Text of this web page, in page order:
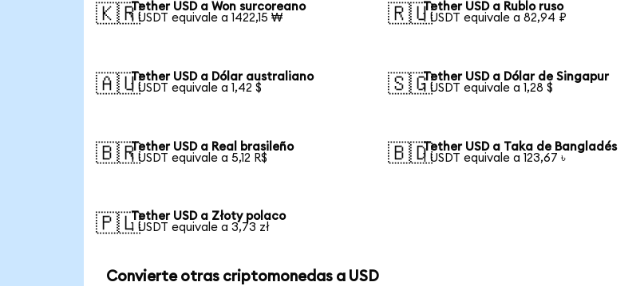
🇰🇷Tether USD a Won surcoreano
1 USDT equivale a 1422,15 ₩
🇷🇺Tether USD a Rublo ruso
1 USDT equivale a 82,94 ₽
🇦🇺Tether USD a Dólar australiano
1 USDT equivale a 1,42 $
🇸🇬Tether USD a Dólar de Singapur
1 USDT equivale a 1,28 $
🇧🇷Tether USD a Real brasileño
1 USDT equivale a 5,12 R$
🇧🇩Tether USD a Taka de Bangladés
1 USDT equivale a 123,67 ৳
🇵🇱Tether USD a Złoty polaco
1 USDT equivale a 3,73 zł
Convierte otras criptomonedas a USD